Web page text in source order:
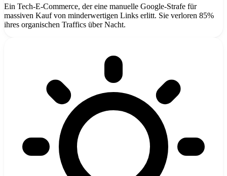
Ein Tech-E-Commerce, der eine manuelle Google-Strafe für
massiven Kauf von minderwertigen Links erlitt. Sie verloren 85%
ihres organischen Traffics über Nacht.